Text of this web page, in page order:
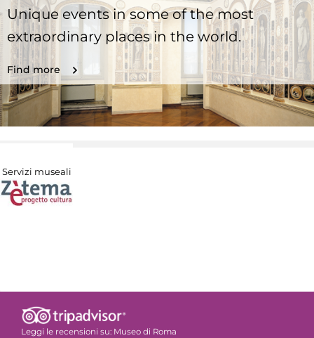
Unique events in some of the most
extraordinary places in the world.
Find more
Servizi museali
Leggi le recensioni su: Museo di Roma